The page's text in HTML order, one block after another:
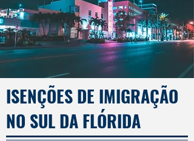
ISENÇÕES DE IMIGRAÇÃO
NO SUL DA FLÓRIDA